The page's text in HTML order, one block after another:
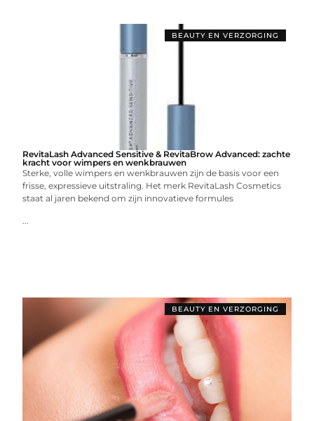
BEAUTY EN VERZORGING
RevitaLash Advanced Sensitive & RevitaBrow Advanced: zachte
kracht voor wimpers en wenkbrauwen
Sterke, volle wimpers en wenkbrauwen zijn de basis voor een
frisse, expressieve uitstraling. Het merk RevitaLash Cosmetics
staat al jaren bekend om zijn innovatieve formules
...
BEAUTY EN VERZORGING